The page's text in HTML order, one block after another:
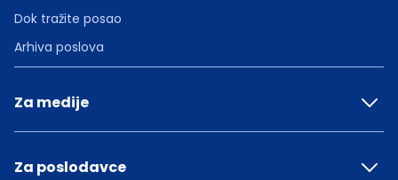
Dok tražite posao
Arhiva poslova
Za medije
Za poslodavce